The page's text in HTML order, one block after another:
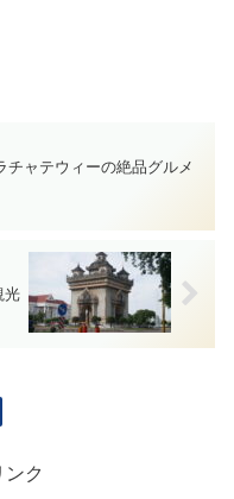
チャテウィーの絶品グルメ
光
ンク